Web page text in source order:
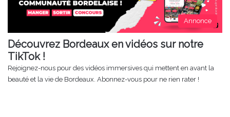
Annonce
Découvrez Bordeaux en vidéos sur notre
TikTok !
Rejoignez-nous pour des vidéos immersives qui mettent en avant la
beauté et la vie de Bordeaux. Abonnez-vous pour ne rien rater !